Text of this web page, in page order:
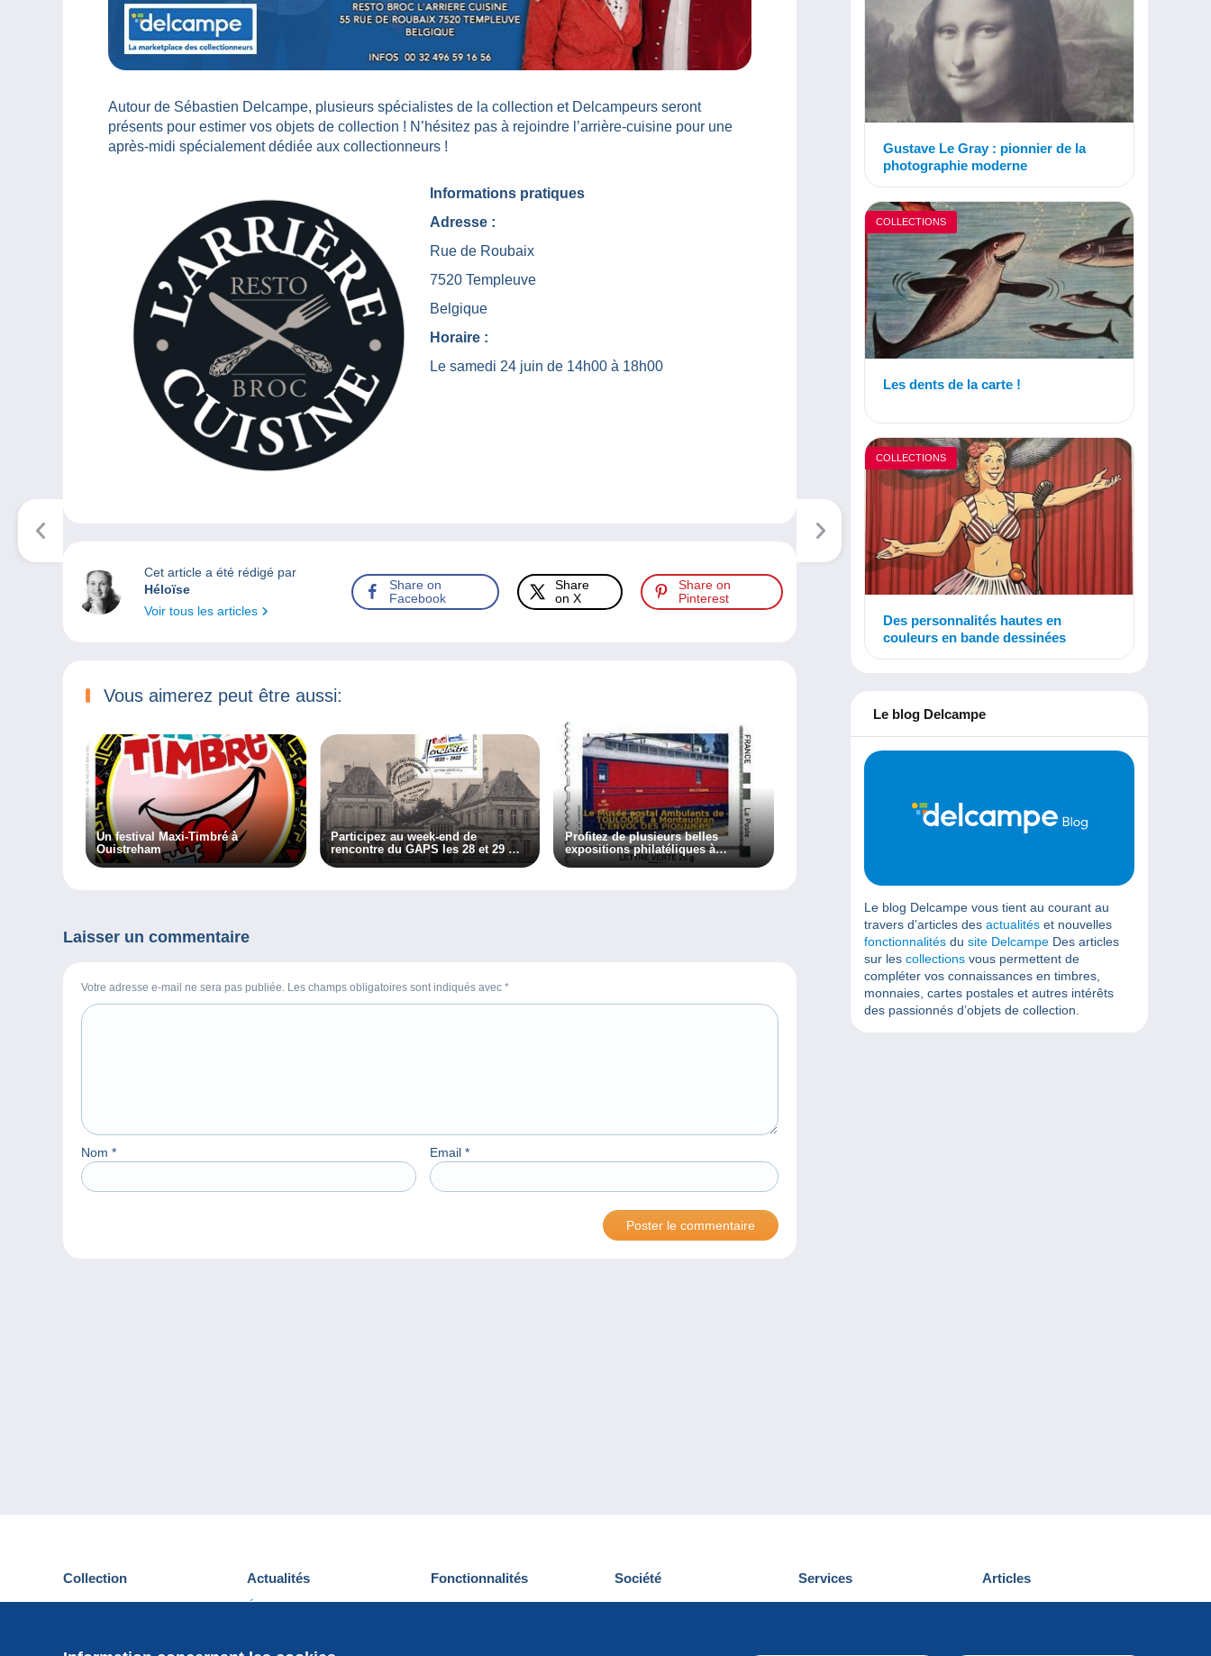
Autour de Sébastien Delcampe, plusieurs spécialistes de la collection et Delcampeurs seront
présents pour estimer vos objets de collection ! N’hésitez pas à rejoindre l’arrière-cuisine pour une
après-midi spécialement dédiée aux collectionneurs !
Informations pratiques
Adresse :
Rue de Roubaix
7520 Templeuve
Belgique
Horaire :
Le samedi 24 juin de 14h00 à 18h00
Cet article a été rédigé par
Héloïse
Voir tous les articles
Share on
Facebook
Share
on X
Share on
Pinterest
Vous aimerez peut être aussi:
Un festival Maxi-Timbré à
Ouistreham
Participez au week-end de
rencontre du GAPS les 28 et 29 mai
2022
Profitez de plusieurs belles
expositions philatéliques à
Toulouse
Laisser un commentaire
Votre adresse e-mail ne sera pas publiée. Les champs obligatoires sont indiqués avec *
Nom * Email *
Gustave Le Gray : pionnier de la
photographie moderne
COLLECTIONS
Les dents de la carte !
COLLECTIONS
Des personnalités hautes en
couleurs en bande dessinées
Le blog Delcampe
Le blog Delcampe vous tient au courant au
travers d’articles des actualités et nouvelles
fonctionnalités du site Delcampe Des articles
sur les collections vous permettent de
compléter vos connaissances en timbres,
monnaies, cartes postales et autres intérêts
des passionnés d’objets de collection.
Collection
Cartes postales
Actualités
Événements Delcampe
Fonctionnalités
Nouveautés
Société
Qui sommes-nous
Services
Découvrir Delcampe
Articles